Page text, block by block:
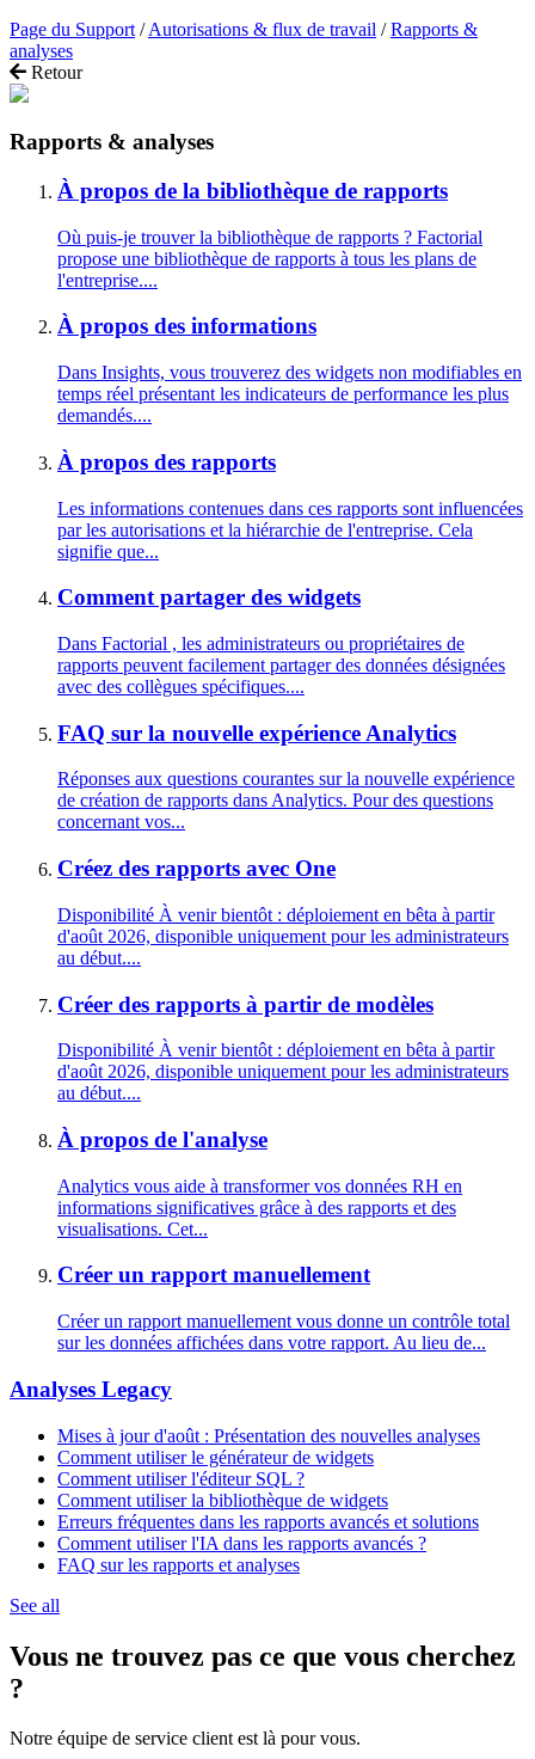
Page du Support / Autorisations & flux de travail / Rapports &
analyses
Retour
Rapports & analyses
À propos de la bibliothèque de rapports
Où puis-je trouver la bibliothèque de rapports ? Factorial
propose une bibliothèque de rapports à tous les plans de
l'entreprise....
À propos des informations
Dans Insights, vous trouverez des widgets non modifiables en
temps réel présentant les indicateurs de performance les plus
demandés....
À propos des rapports
Les informations contenues dans ces rapports sont influencées
par les autorisations et la hiérarchie de l'entreprise. Cela
signifie que...
Comment partager des widgets
Dans Factorial , les administrateurs ou propriétaires de
rapports peuvent facilement partager des données désignées
avec des collègues spécifiques....
FAQ sur la nouvelle expérience Analytics
Réponses aux questions courantes sur la nouvelle expérience
de création de rapports dans Analytics. Pour des questions
concernant vos...
Créez des rapports avec One
Disponibilité À venir bientôt : déploiement en bêta à partir
d'août 2026, disponible uniquement pour les administrateurs
au début....
Créer des rapports à partir de modèles
Disponibilité À venir bientôt : déploiement en bêta à partir
d'août 2026, disponible uniquement pour les administrateurs
au début....
À propos de l'analyse
Analytics vous aide à transformer vos données RH en
informations significatives grâce à des rapports et des
visualisations. Cet...
Créer un rapport manuellement
Créer un rapport manuellement vous donne un contrôle total
sur les données affichées dans votre rapport. Au lieu de...
Analyses Legacy
Mises à jour d'août : Présentation des nouvelles analyses
Comment utiliser le générateur de widgets
Comment utiliser l'éditeur SQL ?
Comment utiliser la bibliothèque de widgets
Erreurs fréquentes dans les rapports avancés et solutions
Comment utiliser l'IA dans les rapports avancés ?
FAQ sur les rapports et analyses
See all
Vous ne trouvez pas ce que vous cherchez
?
Notre équipe de service client est là pour vous.